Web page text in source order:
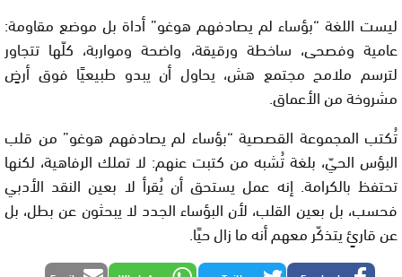
ليست اللغة “بؤساء لم يصادفهم هوغو” أداة بل موضع مقاومة:
عامية وفصحى، ساخطة ورقيقة، واضحة ومواربة، كلّها تتجاور
لترسم ملامح مجتمع هش، يحاول أن يبدو طبيعيًا فوق أرضٍ
مشروخة من الأعماق.
تُكتب المجموعة القصصية “بؤساء لم يصادفهم هوغو” من قلب
البؤس الحيّ، بلغة تُشبه من كتبت عنهم: لا تملك الرفاهية، لكنها
تحتفظ بالكرامة. إنه عمل يستحق أن يُقرأ لا بعين النقد الأدبي
فحسب، بل بعين القلب، لأن البؤساء الجدد لا يبحثون عن بطل، بل
عن قارئٍ يتذكّر معهم أنه ما زال حيًا.